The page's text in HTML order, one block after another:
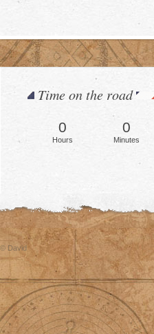
Time on the road
0
Hours
0
Minutes
© David